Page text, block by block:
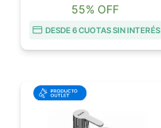
55% OFF
DESDE 6 CUOTAS SIN INTERÉS